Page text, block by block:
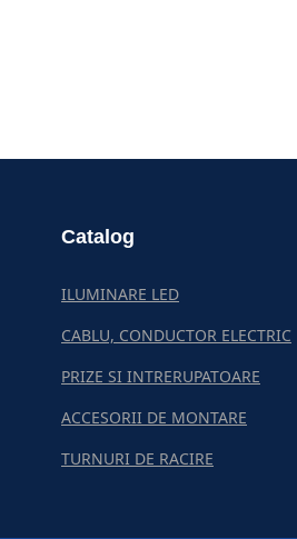
Catalog
ILUMINARE LED
CABLU, CONDUCTOR ELECTRIC
PRIZE SI INTRERUPATOARE
ACCESORII DE MONTARE
TURNURI DE RACIRE